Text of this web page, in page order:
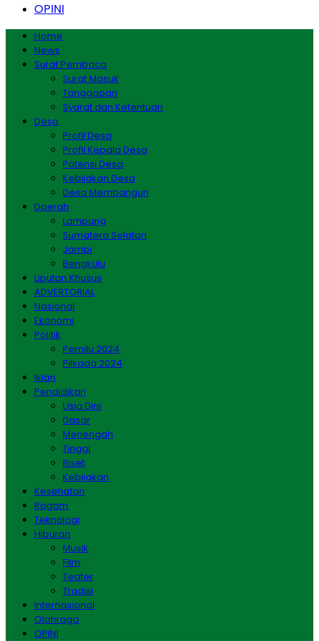
OPINI
Home
News
Surat Pembaca
Surat Masuk
Tanggapan
Syarat dan Ketentuan
Desa
Profil Desa
Profil Kepala Desa
Potensi Desa
Kebijakan Desa
Desa Membangun
Daerah
Lampung
Sumatera Selatan
Jambi
Bengkulu
Liputan Khusus
ADVERTORIAL
Nasional
Ekonomi
Politik
Pemilu 2024
Pilkada 2024
Iklan
Pendidikan
Usia Dini
Dasar
Menengah
Tinggi
Riset
Kebijakan
Kesehatan
Ragam
Teknologi
Hiburan
Musik
Film
Teater
Tradisi
Internasional
Olahraga
OPINI